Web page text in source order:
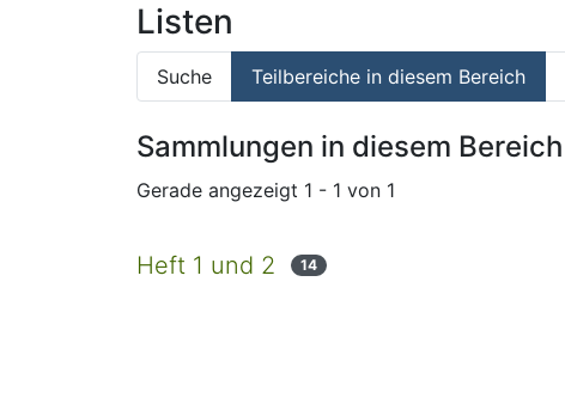
Listen
Suche Teilbereiche in diesem Bereich
Sammlungen in diesem Bereich
Gerade angezeigt 1 - 1 von 1
Heft 1 und 2 14